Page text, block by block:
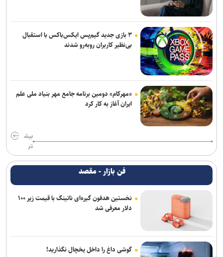
۳ بازی جدید گیم‌پس ایکس‌باکس با استقبال
بی‌نظیر کاربران روبه‌رو شدند
«مهرکام» دومین برنامه جامع مهر بنیاد ملی علم
ایران آغاز به کار کرد
بیش
تر
فن بازار - مقصد
نخستین هدفون گیره‌ای ناتینگ با قیمت زیر ۱۰۰
دلار معرفی شد
گوشی داغ را داخل یخچال نگذارید!